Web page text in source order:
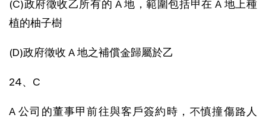
(C)政府徵收乙所有的 A 地，範圍包括甲在 A 地上種
植的柚子樹
(D)政府徵收 A 地之補償金歸屬於乙
24、C
A 公司的董事甲前往與客戶簽約時，不慎撞傷路人